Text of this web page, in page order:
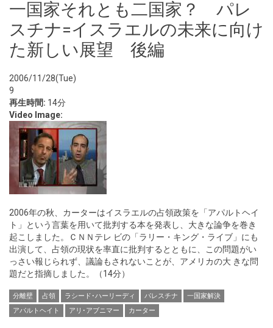
一国家それとも二国家？ パレ
スチナ=イスラエルの未来に向け
た新しい展望 後編
2006/11/28(Tue)
9
再生時間: 14分
Video Image:
2006年の秋、カーターはイスラエルの占領政策を「アパルトヘイ
ト」という言葉を用いて批判する本を発表し、大きな論争を巻き
起こしました。ＣＮＮテレ ビの「ラリー・キング・ライブ」にも
出演して、占領の現状を率直に批判するとともに、この問題がい
っさい報じられず、議論もされないことが、アメリカの大 きな問
題だと指摘しました。（14分）
分離壁 占領 ラシード･ハーリーディ パレスチナ
一国家解決
アパルトヘイト
アリ･アブニマー カーター